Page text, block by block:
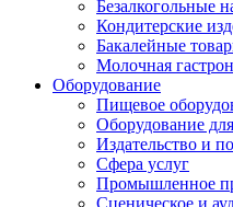
Безалкогольные
Кондитерские
Бакалейные
Молочная
Оборудование
Пищевое
Оборудование
Издательство и
Сфера услуг
Промышленное
Сценическое и